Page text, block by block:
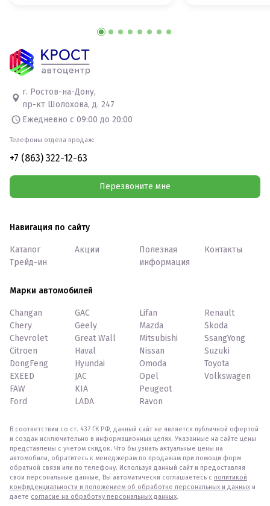
г. Ростов-на-Дону,
пр-кт Шолохова, д. 247
Ежедневно с 09:00 до 20:00
Телефоны отдела продаж:
+7 (863) 322-12-63
Перезвоните мне
Навигация по сайту
Каталог
Трейд-ин
Акции
Полезная
информация
Контакты
Марки автомобилей
Changan
Chery
Chevrolet
Citroen
DongFeng
EXEED
FAW
Ford
GAC
Geely
Great Wall
Haval
Hyundai
JAC
KIA
LADA
Lifan
Mazda
Mitsubishi
Nissan
Omoda
Opel
Peugeot
Ravon
Renault
Skoda
SsangYong
Suzuki
Toyota
Volkswagen
В соответствии со ст. 437 ГК РФ, данный сайт не является публичной офертой
и создан исключительно в информационных целях. Указанные на сайте цены
представлены с учетом скидок. Что бы узнать актуальные цены на
автомобили, обратитесь к менеджерам по продажам при помощи форм
обратной связи или по телефону. Используя данный сайт и предоставляя
свои персональные данные, Вы автоматически соглашаетесь с политикой
конфиденциальности и положением об обработке персональных и данных и
даете согласие на обработку персональных данных.